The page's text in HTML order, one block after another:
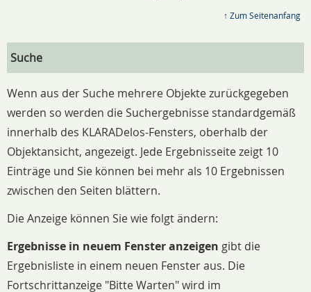
↑ Zum Seitenanfang
Suche
Wenn aus der Suche mehrere Objekte zurückgegeben
werden so werden die Suchergebnisse standardgemäß
innerhalb des KLARADelos-Fensters, oberhalb der
Objektansicht, angezeigt. Jede Ergebnisseite zeigt 10
Einträge und Sie können bei mehr als 10 Ergebnissen
zwischen den Seiten blättern.
Die Anzeige können Sie wie folgt ändern:
Ergebnisse in neuem Fenster anzeigen gibt die
Ergebnisliste in einem neuen Fenster aus. Die
Fortschrittanzeige "Bitte Warten" wird im